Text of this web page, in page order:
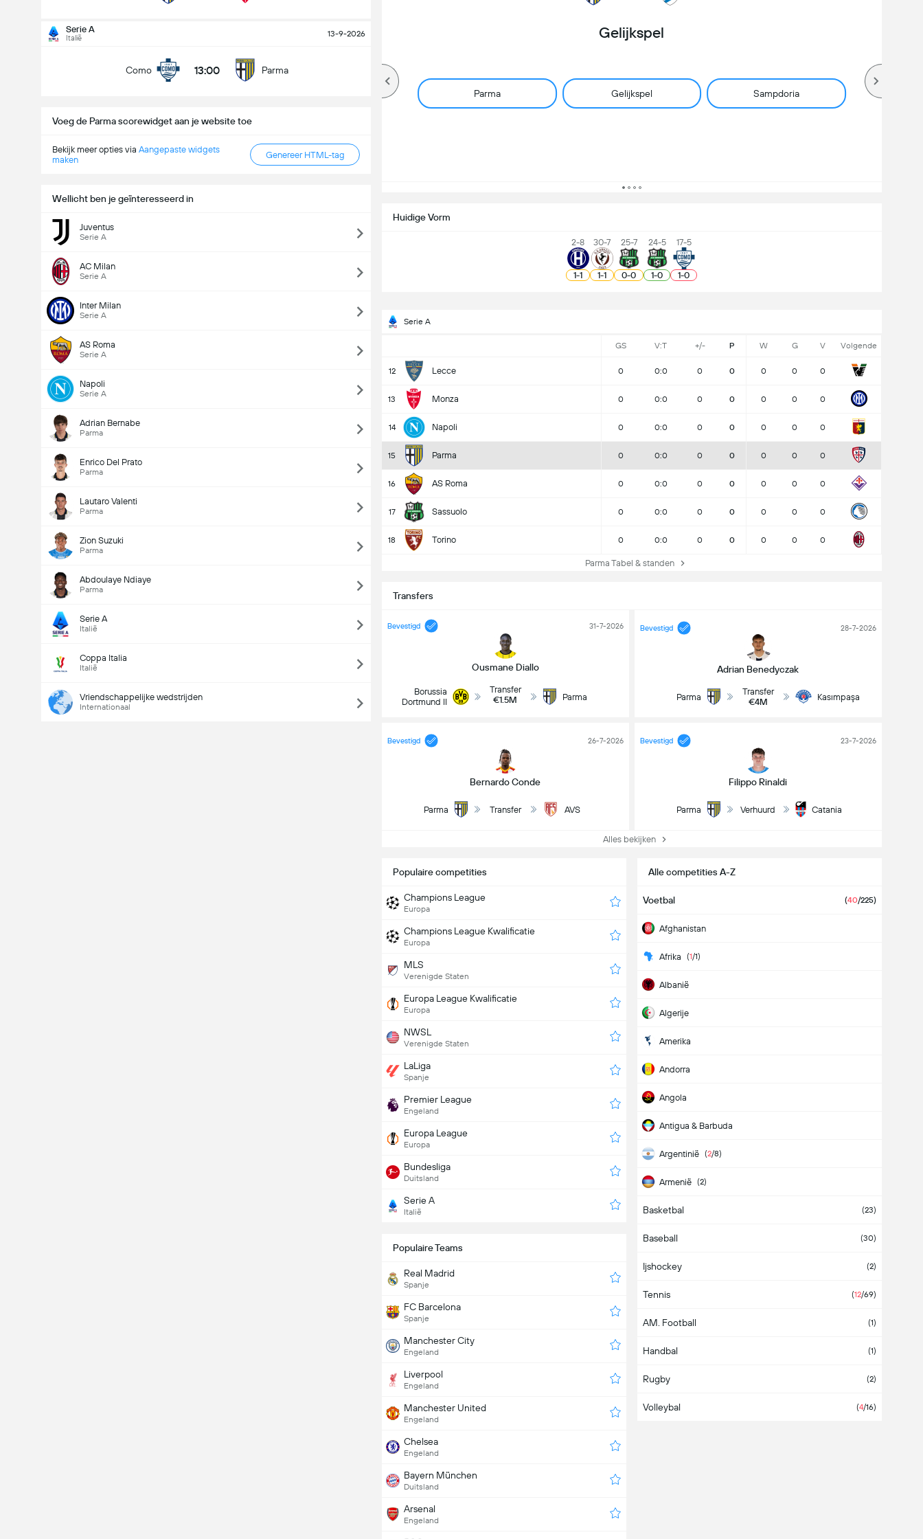
Serie A
Italië 13-9-2026
Como 13:00 Parma
Voeg de Parma scorewidget aan je website toe
Bekijk meer opties via Aangepaste widgets
maken
Genereer HTML-tag
Wellicht ben je geïnteresseerd in
Juventus
Serie A
AC Milan
Serie A
Inter Milan
Serie A
AS Roma
Serie A
Napoli
Serie A
Adrian Bernabe
Parma
Enrico Del Prato
Parma
Lautaro Valenti
Parma
Zion Suzuki
Parma
Abdoulaye Ndiaye
Parma
Serie A
Italië
Coppa Italia
Italië
Vriendschappelijke wedstrijden
Internationaal
Gelijkspel
Parma Gelijkspel Sampdoria
- Meer dan/minder dan (2.5)
Huidige Vorm
2-8
1-1
30-7
1-1
25-7
0-0
24-5
1-0
17-5
1-0
Serie A
GS V:T +/- P W G V Volgende
12 Lecce 0 0:0 0 0 0 0 0
13 Monza 0 0:0 0 0 0 0 0
14 Napoli 0 0:0 0 0 0 0 0
15 Parma 0 0:0 0 0 0 0 0
16 AS Roma 0 0:0 0 0 0 0 0
17 Sassuolo 0 0:0 0 0 0 0 0
18 Torino 0 0:0 0 0 0 0 0
Parma Tabel & standen
Transfers
Bevestigd
Ousmane Diallo
31-7-2026
Borussia
Dortmund II
Transfer
€1.5M
Parma
Bevestigd
Adrian Benedyczak
28-7-2026
Parma
Transfer
€4M
Kasımpaşa
Bevestigd
Bernardo Conde
26-7-2026
Parma Transfer AVS
Bevestigd
Filippo Rinaldi
23-7-2026
Parma Verhuurd Catania
Alles bekijken
Populaire competities
Champions League
Europa
Champions League Kwalificatie
Europa
MLS
Verenigde Staten
Europa League Kwalificatie
Europa
NWSL
Verenigde Staten
LaLiga
Spanje
Premier League
Engeland
Europa League
Europa
Bundesliga
Duitsland
Serie A
Italië
Alle competities A-Z
Voetbal (40/225)
Afghanistan
Afrika (1/1)
Albanië
Algerije
Amerika
Andorra
Angola
Antigua & Barbuda
Argentinië (2/8)
Armenië (2)
Aruba
Australië
Azerbeidzjan
Azië
Bahamas
Bahrein
Bangladesh
Barbados
Basketbal (23)
Baseball (30)
Ijshockey (2)
Tennis (12/69)
AM. Football (1)
Handbal (1)
Rugby (2)
Volleybal (4/16)
Populaire Teams
Real Madrid
Spanje
FC Barcelona
Spanje
Manchester City
Engeland
Liverpool
Engeland
Manchester United
Engeland
Chelsea
Engeland
Bayern München
Duitsland
Arsenal
Engeland